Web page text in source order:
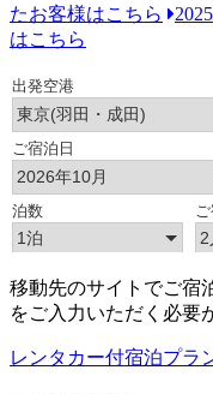
たお客様はこちら
はこちら
移動先のサイトでご宿
をご入力いただく必要
レンタカー付宿泊プラ